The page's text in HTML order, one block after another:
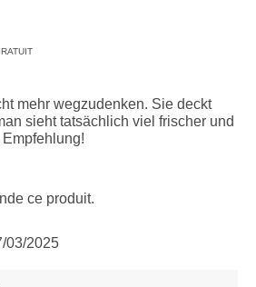
mehr wegzudenken. Sie deckt
sieht tatsächlich viel frischer und
ce produit.
03/2025